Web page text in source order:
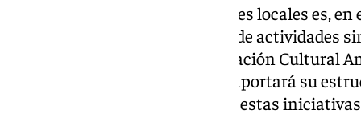
La colaboración con asociaciones locales es,
habitual para ampliar la oferta de actividades
de forma significativa. La Asociación Cultural
implantación en el municipio, aportará su
comunidad para hacer posibles estas